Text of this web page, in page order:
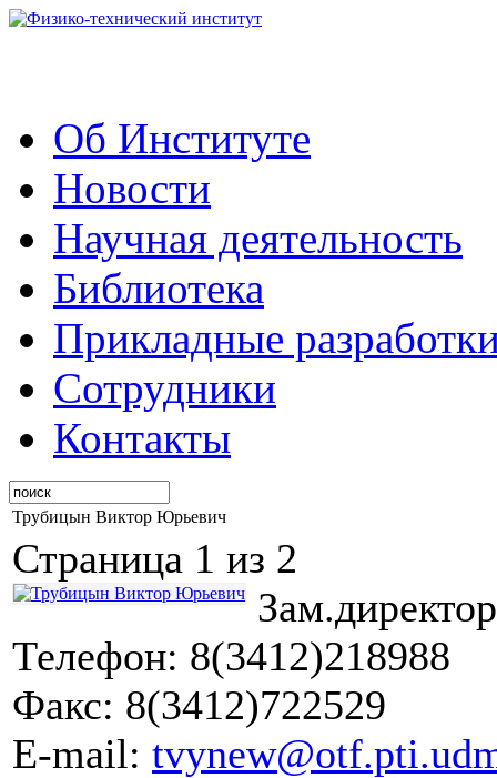
Об Институте
Новости
Научная деятельность
Библиотека
Прикладные
Сотрудники
Контакты
Трубицын Виктор Юрьевич
Страница 1 из 2
Телефон: 8(3412)218988
Факс: 8(3412)722529
E-mail: